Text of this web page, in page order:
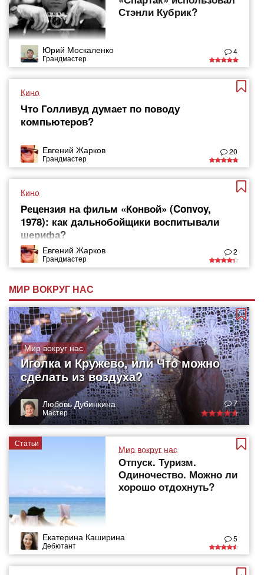
Стэнли Кубрик?
Юрий Москаленко
Грандмастер
4
Кино
Что Голливуд думает по поводу
компьютеров?
Евгений Жарков
Грандмастер
20
Кино
Рецензия на фильм «Конвой» (Convoy,
1978): как дальнобойщики воспитывали
шерифа?
Евгений Жарков
Грандмастер
2
МИР ВОКРУГ НАС
Мир вокруг нас
Иголка и Кружево, или Что можно
сделать из воздуха?
Любовь Дубинкина
Мастер
7
Статьи
Мир вокруг нас
Отпуск. Туризм.
Одиночество. Можно ли
хорошо отдохнуть?
Екатерина Каширина
Дебютант
5